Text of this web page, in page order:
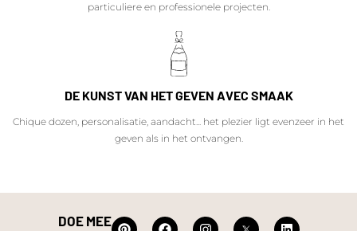
particuliere en professionele projecten.
DE KUNST VAN HET GEVEN AVEC SMAAK
Chique dozen, personalisatie, aandacht... het plezier ligt evenzeer in het
geven als in het ontvangen.
DOE MEE